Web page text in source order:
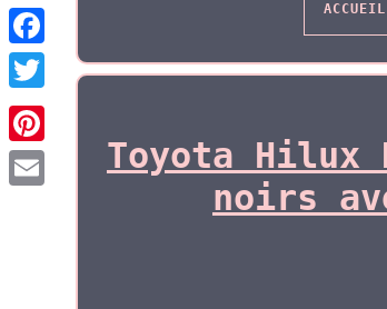
ACCUEIL
Toyota Hilux
noirs